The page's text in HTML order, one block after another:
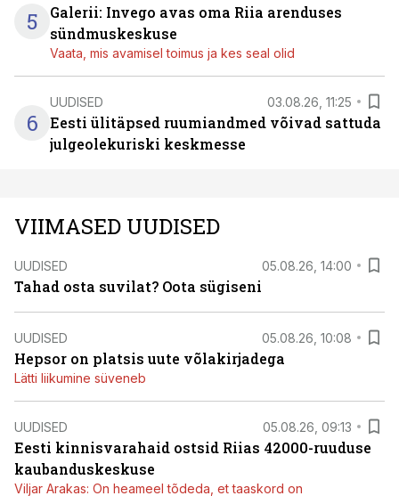
5
Galerii: Invego avas oma Riia arenduses
sündmuskeskuse
Vaata, mis avamisel toimus ja kes seal olid
6
UUDISED 03.08.26, 11:25
Eesti ülitäpsed ruumiandmed võivad sattuda
julgeolekuriski keskmesse
VIIMASED UUDISED
UUDISED 05.08.26, 14:00
Tahad osta suvilat? Oota sügiseni
UUDISED 05.08.26, 10:08
Hepsor on platsis uute võlakirjadega
Lätti liikumine süveneb
UUDISED 05.08.26, 09:13
Eesti kinnisvarahaid ostsid Riias 42000-ruuduse
kaubanduskeskuse
Viljar Arakas: On heameel tõdeda, et taaskord on